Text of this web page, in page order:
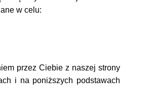
w celu:
przez Ciebie z naszej strony
i na poniższych podstawach